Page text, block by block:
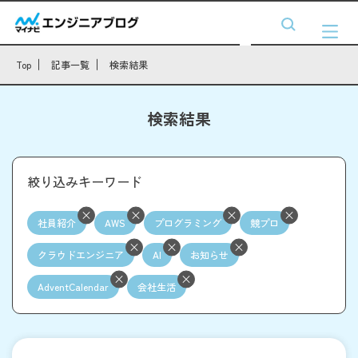
Top 記事一覧 検索結果
検索結果
絞り込みキーワード
社員紹介 AWS プログラミング 競プロ
クラウドエンジニア AI お知らせ
AdventCalendar 会社生活